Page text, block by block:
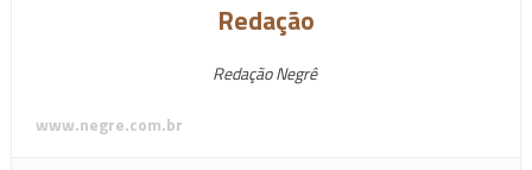
Redação
Redação Negrê
www.negre.com.br